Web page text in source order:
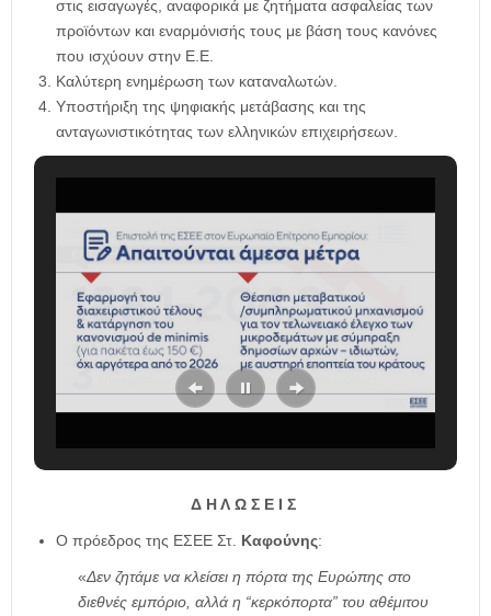
στις εισαγωγές, αναφορικά με ζητήματα ασφαλείας των
προϊόντων και εναρμόνισής τους με βάση τους κανόνες
που ισχύουν στην Ε.Ε.
Καλύτερη ενημέρωση των καταναλωτών.
Υποστήριξη της ψηφιακής μετάβασης και της
ανταγωνιστικότητας των ελληνικών επιχειρήσεων.
Δ Η Λ Ω Σ Ε Ι Σ
Ο πρόεδρος της ΕΣΕΕ Στ. Καφούνης:
«Δεν ζητάμε να κλείσει η πόρτα της Ευρώπης στο
διεθνές εμπόριο, αλλά η “κερκόπορτα” του αθέμιτου